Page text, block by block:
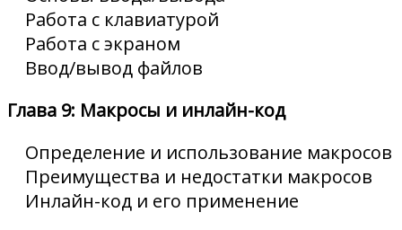
Работа с клавиатурой
Работа с экраном
Ввод/вывод файлов
Глава 9: Макросы и инлайн-код
Определение и использование макросов
Преимущества и недостатки макросов
Инлайн-код и его применение